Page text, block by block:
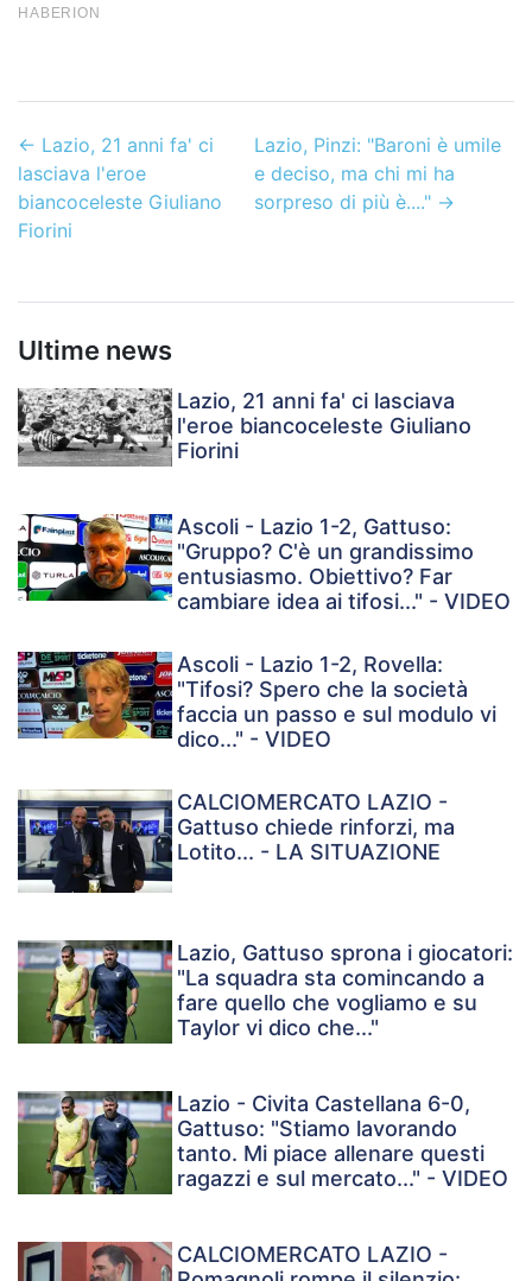
← Lazio, 21 anni fa' ci
lasciava l'eroe
biancoceleste Giuliano
Fiorini
Lazio, Pinzi: "Baroni è umile
e deciso, ma chi mi ha
sorpreso di più è...." →
Ultime news
Lazio, 21 anni fa' ci lasciava
l'eroe biancoceleste Giuliano
Fiorini
Ascoli - Lazio 1-2, Gattuso:
"Gruppo? C'è un grandissimo
entusiasmo. Obiettivo? Far
cambiare idea ai tifosi..." - VIDEO
Ascoli - Lazio 1-2, Rovella:
"Tifosi? Spero che la società
faccia un passo e sul modulo vi
dico..." - VIDEO
CALCIOMERCATO LAZIO -
Gattuso chiede rinforzi, ma
Lotito... - LA SITUAZIONE
Lazio, Gattuso sprona i giocatori:
"La squadra sta comincando a
fare quello che vogliamo e su
Taylor vi dico che..."
Lazio - Civita Castellana 6-0,
Gattuso: "Stiamo lavorando
tanto. Mi piace allenare questi
ragazzi e sul mercato..." - VIDEO
CALCIOMERCATO LAZIO -